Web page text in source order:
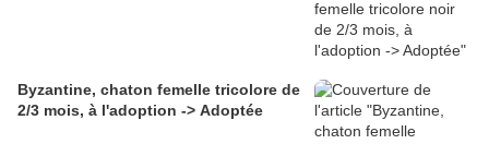
Byzantine, chaton femelle tricolore de
2/3 mois, à l'adoption -> Adoptée